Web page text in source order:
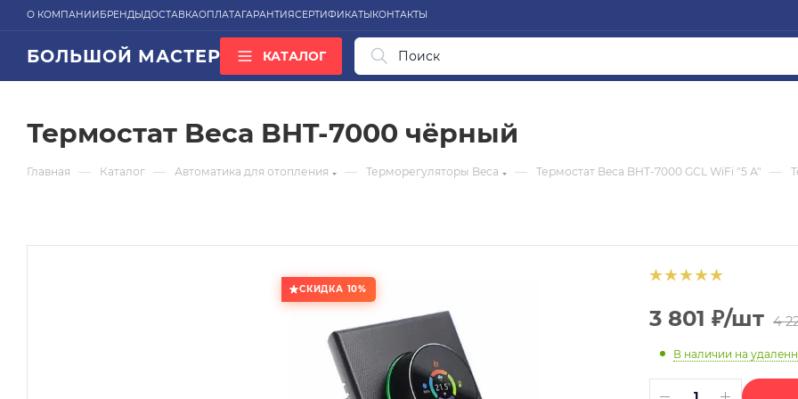
О КОМПАНИИБРЕНДЫДОСТАВКАОПЛАТАГАРАНТИЯСЕРТИФИКАТЫКОНТАКТЫ
БОЛЬШОЙ МАСТЕР КАТАЛОГ
Термостат Beca BHT-7000 чёрный
Главная — Каталог — Автоматика для отопления — Терморегуляторы Beca — Термостат Beca BHT-7000 GCL WiFi "5 А" —
СКИДКА 10%
3 801 ₽/шт 4
В наличии на